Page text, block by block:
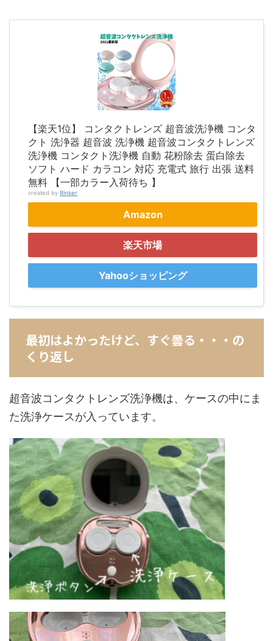
【楽天1位】 コンタクトレンズ 超音波洗浄機 コンタ
クト 洗浄器 超音波 洗浄機 超音波コンタクトレンズ
洗浄機 コンタクト洗浄機 自動 花粉除去 蛋白除去
ソフト ハード カラコン 対応 充電式 旅行 出張 送料
無料 【一部カラー入荷待ち 】
created by Rinker
Amazon
楽天市場
Yahooショッピング
最初はよかったけど、すぐ曇る・・・の
くり返し
超音波コンタクトレンズ洗浄機は、ケースの中にま
た洗浄ケースが入っています。